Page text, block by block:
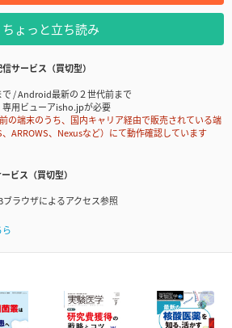
ちょっと立ち読み
サービス（買切型）
/ Android最新の２世代前まで
用ビューアisho.jpが必要
端末のうち、国内キャリア経由で販売されている端
ARROWS、Nexusなど）にて動作確認しています
ビス（買切型）
ラウザによるアクセス参照
ら